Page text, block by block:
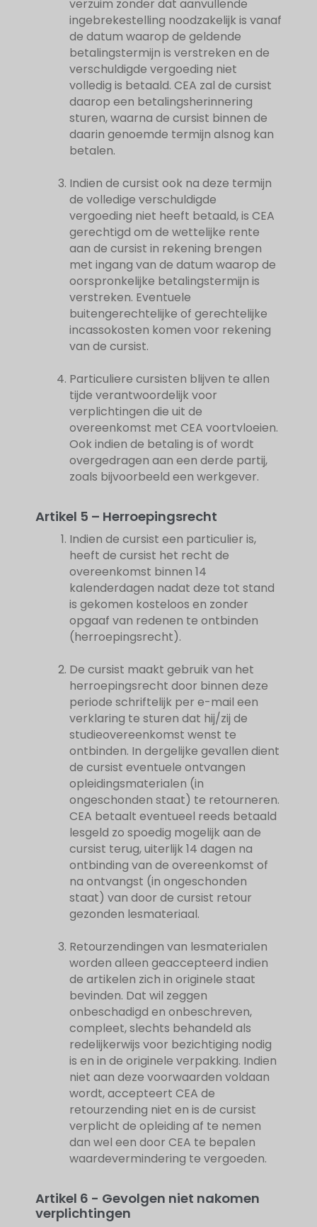
verzuim zonder dat aanvullende
ingebrekestelling noodzakelijk is vanaf
de datum waarop de geldende
betalingstermijn is verstreken en de
verschuldigde vergoeding niet
volledig is betaald. CEA zal de cursist
daarop een betalingsherinnering
sturen, waarna de cursist binnen de
daarin genoemde termijn alsnog kan
betalen.
Indien de cursist ook na deze termijn
de volledige verschuldigde
vergoeding niet heeft betaald, is CEA
gerechtigd om de wettelijke rente
aan de cursist in rekening brengen
met ingang van de datum waarop de
oorspronkelijke betalingstermijn is
verstreken. Eventuele
buitengerechtelijke of gerechtelijke
incassokosten komen voor rekening
van de cursist.
Particuliere cursisten blijven te allen
tijde verantwoordelijk voor
verplichtingen die uit de
overeenkomst met CEA voortvloeien.
Ook indien de betaling is of wordt
overgedragen aan een derde partij,
zoals bijvoorbeeld een werkgever.
Artikel 5 – Herroepingsrecht
Indien de cursist een particulier is,
heeft de cursist het recht de
overeenkomst binnen 14
kalenderdagen nadat deze tot stand
is gekomen kosteloos en zonder
opgaaf van redenen te ontbinden
(herroepingsrecht).
De cursist maakt gebruik van het
herroepingsrecht door binnen deze
periode schriftelijk per e-mail een
verklaring te sturen dat hij/zij de
studieovereenkomst wenst te
ontbinden. In dergelijke gevallen dient
de cursist eventuele ontvangen
opleidingsmaterialen (in
ongeschonden staat) te retourneren.
CEA betaalt eventueel reeds betaald
lesgeld zo spoedig mogelijk aan de
cursist terug, uiterlijk 14 dagen na
ontbinding van de overeenkomst of
na ontvangst (in ongeschonden
staat) van door de cursist retour
gezonden lesmateriaal.
Retourzendingen van lesmaterialen
worden alleen geaccepteerd indien
de artikelen zich in originele staat
bevinden. Dat wil zeggen
onbeschadigd en onbeschreven,
compleet, slechts behandeld als
redelijkerwijs voor bezichtiging nodig
is en in de originele verpakking. Indien
niet aan deze voorwaarden voldaan
wordt, accepteert CEA de
retourzending niet en is de cursist
verplicht de opleiding af te nemen
dan wel een door CEA te bepalen
waardevermindering te vergoeden.
Artikel 6 - Gevolgen niet nakomen
verplichtingen